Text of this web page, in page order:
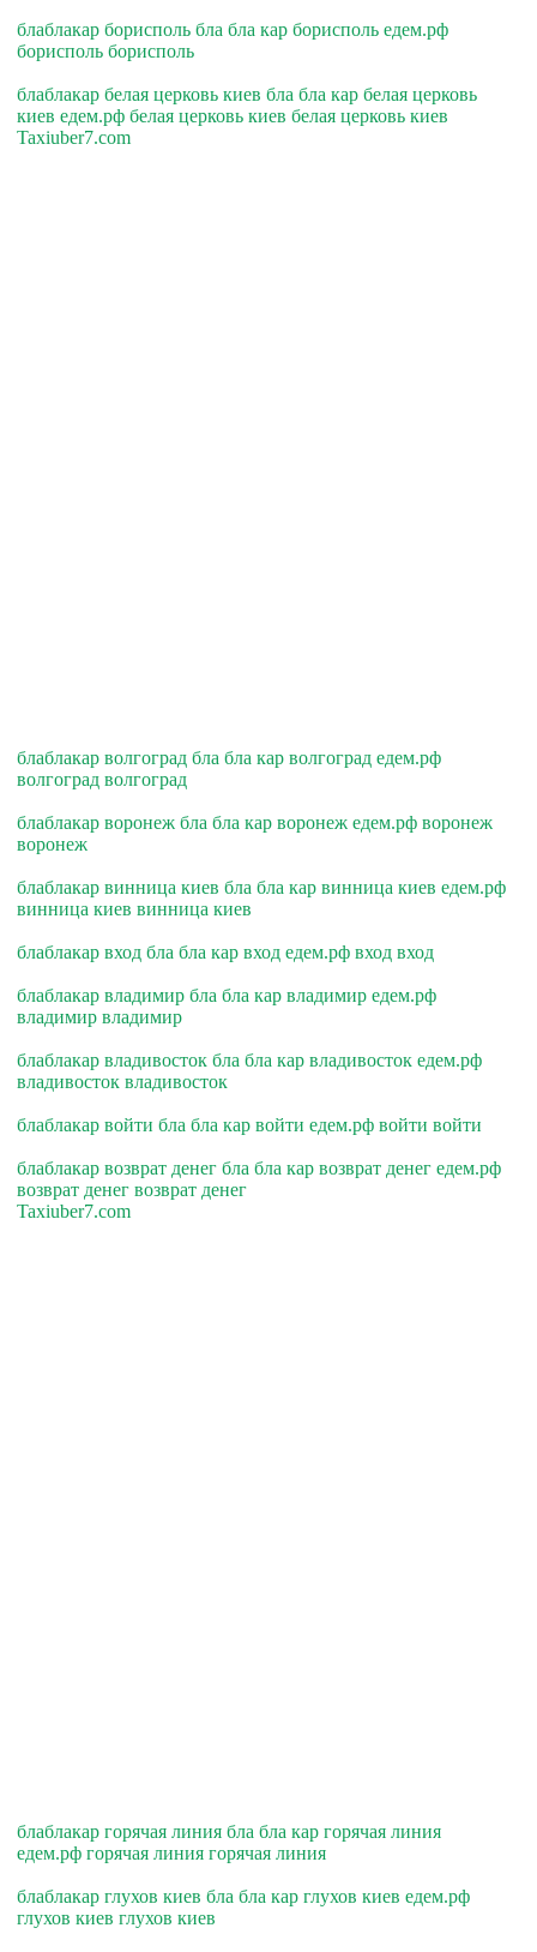
блаблакар борисполь бла бла кар борисполь едем.рф
борисполь борисполь
блаблакар белая церковь киев бла бла кар белая церковь
киев едем.рф белая церковь киев белая церковь киев
Taxiuber7.com
блаблакар волгоград бла бла кар волгоград едем.рф
волгоград волгоград
блаблакар воронеж бла бла кар воронеж едем.рф воронеж
воронеж
блаблакар винница киев бла бла кар винница киев едем.рф
винница киев винница киев
блаблакар вход бла бла кар вход едем.рф вход вход
блаблакар владимир бла бла кар владимир едем.рф
владимир владимир
блаблакар владивосток бла бла кар владивосток едем.рф
владивосток владивосток
блаблакар войти бла бла кар войти едем.рф войти войти
блаблакар возврат денег бла бла кар возврат денег едем.рф
возврат денег возврат денег
Taxiuber7.com
блаблакар горячая линия бла бла кар горячая линия
едем.рф горячая линия горячая линия
блаблакар глухов киев бла бла кар глухов киев едем.рф
глухов киев глухов киев